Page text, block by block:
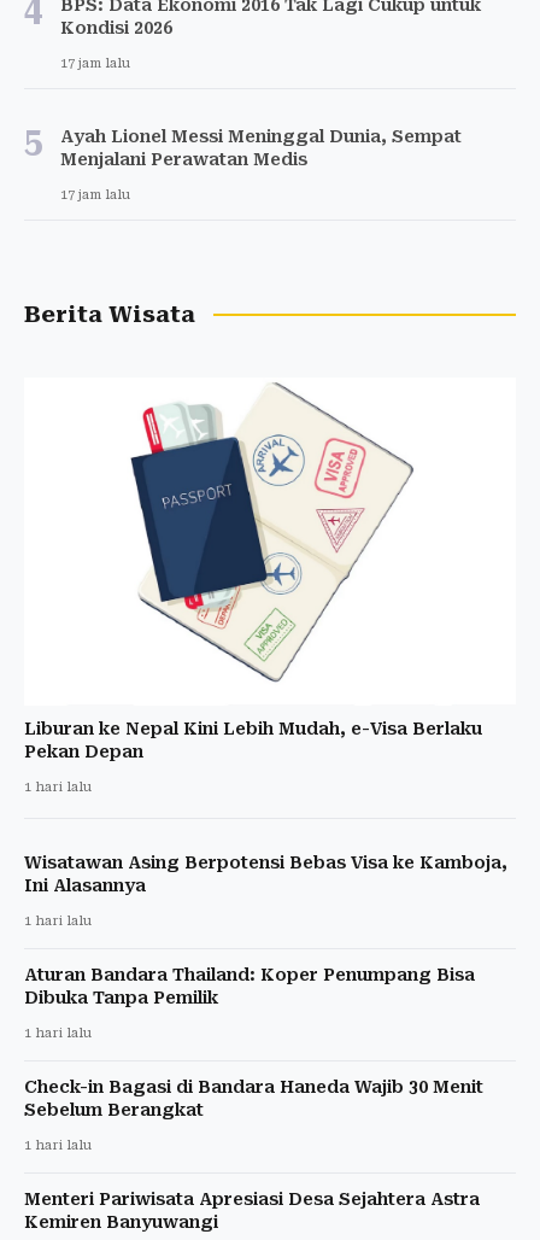
4
BPS: Data Ekonomi 2016 Tak Lagi Cukup untuk
Kondisi 2026
17 jam lalu
5
Ayah Lionel Messi Meninggal Dunia, Sempat
Menjalani Perawatan Medis
17 jam lalu
Berita Wisata
Liburan ke Nepal Kini Lebih Mudah, e-Visa Berlaku
Pekan Depan
1 hari lalu
Wisatawan Asing Berpotensi Bebas Visa ke Kamboja,
Ini Alasannya
1 hari lalu
Aturan Bandara Thailand: Koper Penumpang Bisa
Dibuka Tanpa Pemilik
1 hari lalu
Check-in Bagasi di Bandara Haneda Wajib 30 Menit
Sebelum Berangkat
1 hari lalu
Menteri Pariwisata Apresiasi Desa Sejahtera Astra
Kemiren Banyuwangi